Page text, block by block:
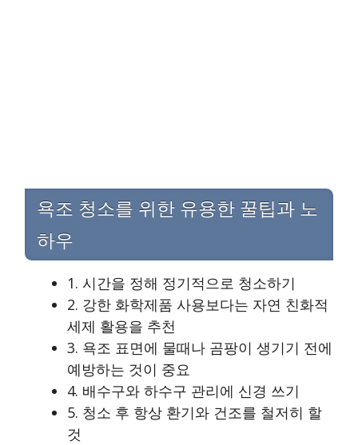
욕조 청소를 위한 유용한 꿀팁과 노
하우
1. 시간을 정해 정기적으로 청소하기
2. 강한 화학제품 사용보다는 자연 친화적
세제 활용을 추천
3. 욕조 표면에 물때나 곰팡이 생기기 전에
예방하는 것이 중요
4. 배수구와 하수구 관리에 신경 쓰기
5. 청소 후 항상 환기와 건조를 철저히 할
것